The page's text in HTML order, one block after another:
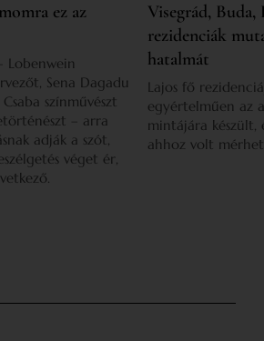
ez az
Lobenwein
Sena Dagadu
színművészt
– arra
adják a szót,
véget ér,
Visegrád,
rezidenciák
hatalmát
Lajos fő
egyértelműen az
mintájára készült,
ahhoz volt